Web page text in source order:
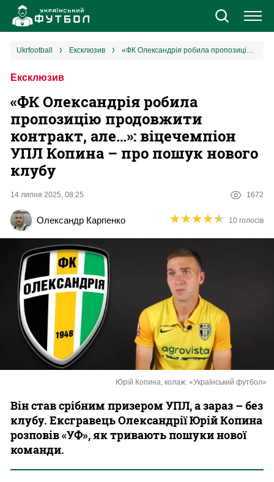
Новини
Єврокубки
УПЛ
Різне
Букмекери
Казино
ukrfootball ексклюзив «ФК Олександрія робила пропозицію продовжити контракт, але…»: віцечемпіон УПЛ Копина – про пошук нового клубу
Ексклюзив
«ФК Олександрія робила
пропозицію продовжити
контракт, але…»: віцечемпіон
УПЛ Копина – про пошук нового
клубу
14 липня 2025, 08:25 1672
Олександр Карпенко ★★★★★
★★★★★ 10 голосів
Юрій Копина, колаж: «Український футбол»
Він став срібним призером УПЛ, а зараз – без
клубу. Ексгравець Олександрії Юрій Копина
розповів «УФ», як тривають пошуки нової
команди.